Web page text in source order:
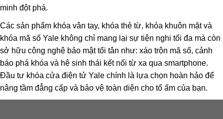
minh đột phá.
Các sản phẩm khóa vân tay, khóa thẻ từ, khóa khuôn mặt và
khóa mã số Yale không chỉ mang lại sự tiện nghi tối đa mà còn
sở hữu công nghệ bảo mật tối tân như: xáo trộn mã số, cảnh
báo phá khóa và hệ sinh thái kết nối từ xa qua smartphone.
Đầu tư khóa cửa điện tử Yale chính là lựa chọn hoàn hảo để
nâng tầm đẳng cấp và bảo vệ toàn diện cho tổ ấm của bạn.